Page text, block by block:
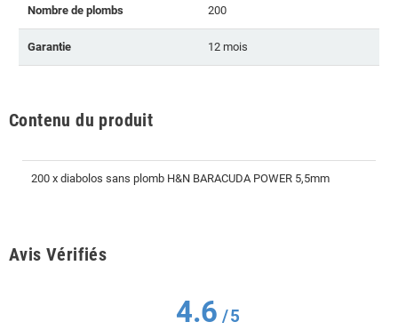
Nombre de plombs 200
Garantie 12 mois
Contenu du produit
200 x diabolos sans plomb H&N BARACUDA POWER 5,5mm
Avis Vérifiés
4.6/5